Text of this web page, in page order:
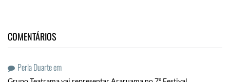
COMENTÁRIOS
Perla Duarteem